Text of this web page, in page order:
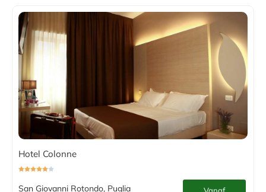
Hotel Colonne
San Giovanni Rotondo, Puglia